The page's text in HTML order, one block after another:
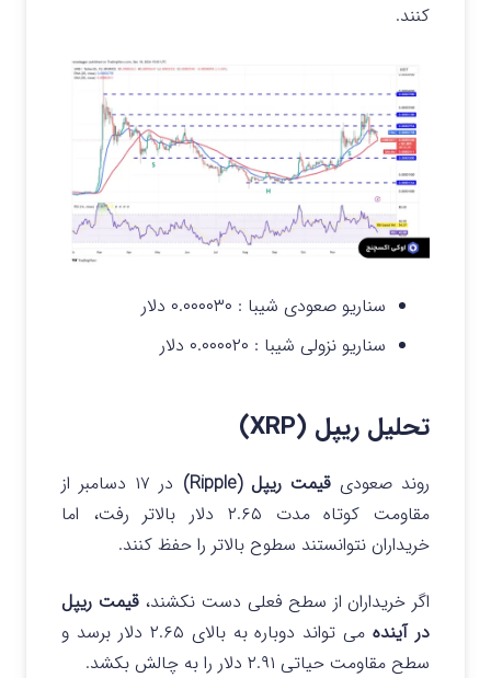
کنند.
سناریو صعودی شیبا : ۰.۰۰۰۰۳۰ دلار
سناریو نزولی شیبا : ۰.۰۰۰۰۲۰ دلار
تحلیل ریپل (XRP)
روند صعودیقیمت ریپل (Ripple)
در ۱۷ دسامبر از
مقاومت کوتاه مدت ۲.۶۵ دلار بالاتر رفت، اما
خریداران نتوانستند سطوح بالاتر را حفظ کنند.
اگر خریداران از سطح فعلی دست نکشند،قیمت ریپل
در آینده
می تواند دوباره به بالای ۲.۶۵ دلار برسد و
سطح مقاومت حیاتی ۲.۹۱ دلار را به چالش بکشد.